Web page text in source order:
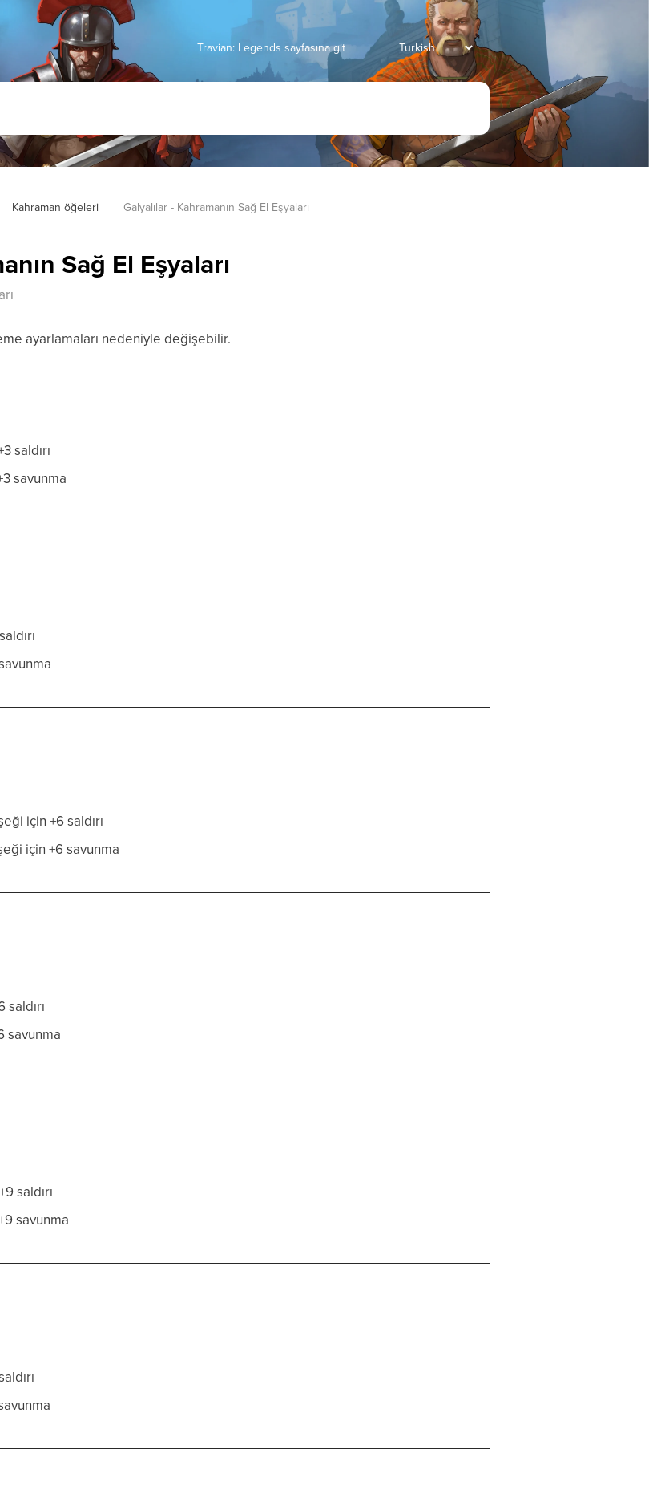
Travian: Legends sayfasına git
Kahraman öğeleri Galyalılar - Kahramanın Sağ El Eşyaları
Sağ El Eşyaları
ayarlamaları nedeniyle değişebilir.
saldırı
savunma
için +6 saldırı
için +6 savunma
savunma
saldırı
savunma